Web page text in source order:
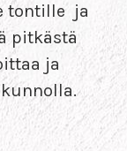
tontille ja
pitkästä
ja